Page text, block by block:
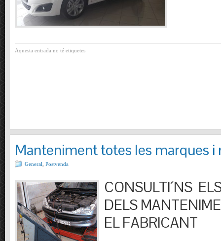
Aquesta entrada no té etiquetes
Manteniment totes les marques i
General Postvenda
CONSULTI´NS
DELS
EL FABRICANT